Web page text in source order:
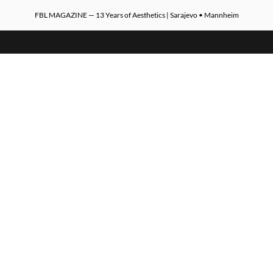
FBL MAGAZINE — 13 Years of Aesthetics | Sarajevo • Mannheim